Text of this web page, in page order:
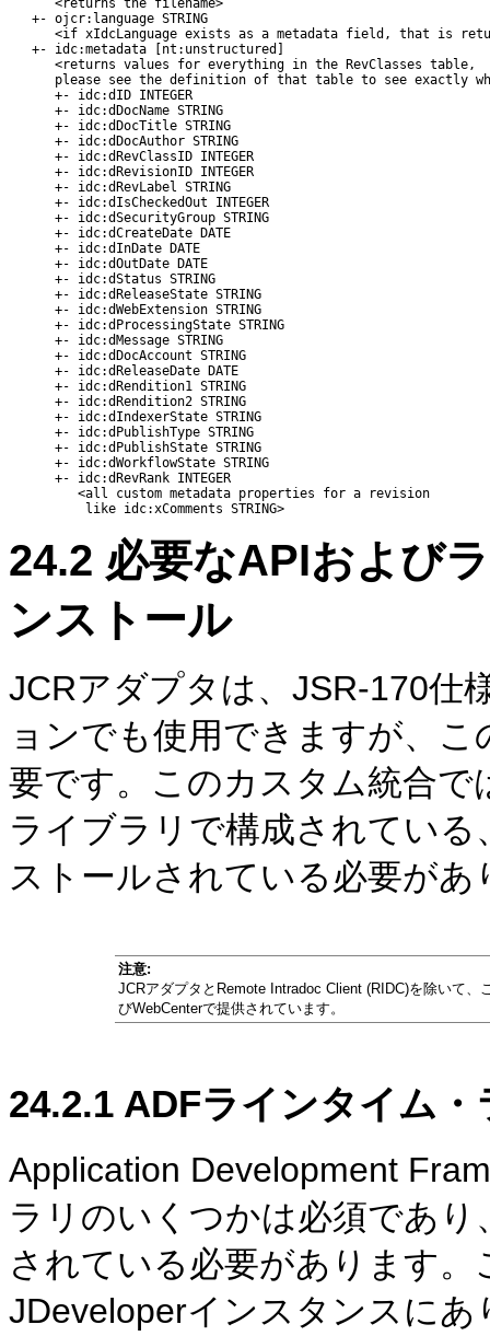
      <returns the filename>
   +- ojcr:language STRING
<if xIdcLanguage exists as a metadata field, that is
   +- idc:metadata [nt:unstructured]
      <returns values for everything in the RevClasses table,
please see the definition of that table to see exactly
      +- idc:dID INTEGER
      +- idc:dDocName STRING
      +- idc:dDocTitle STRING
      +- idc:dDocAuthor STRING
      +- idc:dRevClassID INTEGER
      +- idc:dRevisionID INTEGER
      +- idc:dRevLabel STRING
      +- idc:dIsCheckedOut INTEGER
      +- idc:dSecurityGroup STRING
      +- idc:dCreateDate DATE
      +- idc:dInDate DATE
      +- idc:dOutDate DATE
      +- idc:dStatus STRING
      +- idc:dReleaseState STRING
      +- idc:dWebExtension STRING
      +- idc:dProcessingState STRING
      +- idc:dMessage STRING
      +- idc:dDocAccount STRING
      +- idc:dReleaseDate DATE
      +- idc:dRendition1 STRING
      +- idc:dRendition2 STRING
      +- idc:dIndexerState STRING
      +- idc:dPublishType STRING
      +- idc:dPublishState STRING
      +- idc:dWorkflowState STRING
      +- idc:dRevRank INTEGER
         <all custom metadata properties for a revision
24.2 必要なAPIおよび
ンストール
JCRアダプタは、JSR-170仕
ョンでも使用できますが、
要です。このカスタム統合
ライブラリで構成されてい
ストールされている必要があ
注意:
JCRアダプタとRemote Intradoc Client (RIDC)を除いて
びWebCenterで提供されています。
24.2.1 ADFラインタイム
Application Development
ラリのいくつかは必須であ
されている必要があります
JDeveloperインスタンスに